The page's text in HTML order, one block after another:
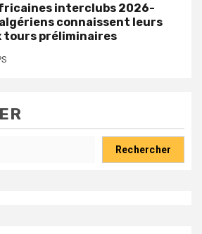
interclubs 2026-
connaissent leurs
tours préliminaires
Rechercher